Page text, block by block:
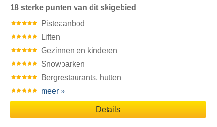
18 sterke punten van dit skigebied
Pisteaanbod
Liften
Gezinnen en kinderen
Snowparken
Bergrestaurants, hutten
meer »
Details